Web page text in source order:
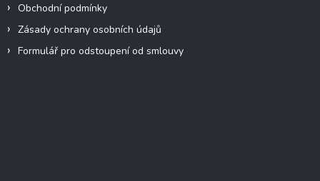
Obchodní podmínky
Zásady ochrany osobních údajů
Formulář pro odstoupení od smlouvy